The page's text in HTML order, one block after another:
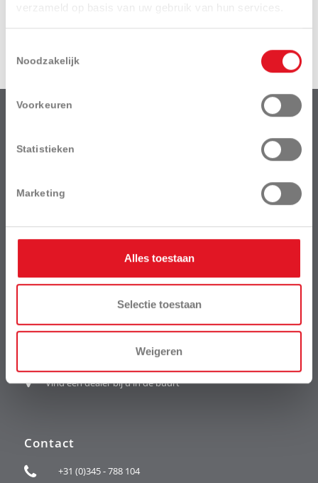
verzameld op basis van uw gebruik van hun services.
Noodzakelijk
Voorkeuren
Statistieken
Marketing
Alles toestaan
Selectie toestaan
Weigeren
premium autorijden dan grasmaaien!
Van Der Haeghe BV is een dochteronderneming van het bedrijf:
Bekijk ons laatste nieuws
Bekijk onze vestigingen
Vind een dealer bij u in de buurt
Contact
+31 (0)345 - 788 104